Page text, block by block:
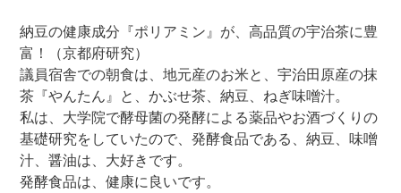
納豆の健康成分『ポリアミン』が、高品質の宇治茶に豊
富！（京都府研究）
議員宿舎での朝食は、地元産のお米と、宇治田原産の抹
茶『やんたん』と、かぶせ茶、納豆、ねぎ味噌汁。
私は、大学院で酵母菌の発酵による薬品やお酒づくりの
基礎研究をしていたので、発酵食品である、納豆、味噌
汁、醤油は、大好きです。
発酵食品は、健康に良いです。